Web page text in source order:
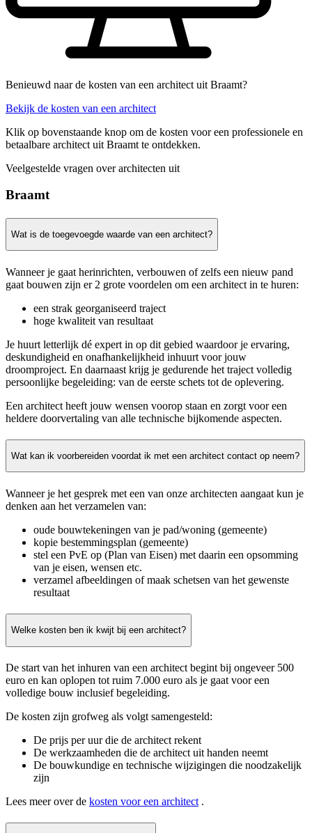
Benieuwd naar de kosten van een architect uit Braamt?
Bekijk de kosten van een architect
Klik op bovenstaande knop om de kosten voor een professionele en
betaalbare architect uit Braamt te ontdekken.
Veelgestelde vragen over architecten uit
Braamt
Wat is de toegevoegde waarde van een architect?
Wanneer je gaat herinrichten, verbouwen of zelfs een nieuw pand
gaat bouwen zijn er 2 grote voordelen om een architect in te huren:
een strak georganiseerd traject
hoge kwaliteit van resultaat
Je huurt letterlijk dé expert in op dit gebied waardoor je ervaring,
deskundigheid en onafhankelijkheid inhuurt voor jouw
droomproject. En daarnaast krijg je gedurende het traject volledig
persoonlijke begeleiding: van de eerste schets tot de oplevering.
Een architect heeft jouw wensen voorop staan en zorgt voor een
heldere doorvertaling van alle technische bijkomende aspecten.
Wat kan ik voorbereiden voordat ik met een architect contact op neem?
Wanneer je het gesprek met een van onze architecten aangaat kun je
denken aan het verzamelen van:
oude bouwtekeningen van je pad/woning (gemeente)
kopie bestemmingsplan (gemeente)
stel een PvE op (Plan van Eisen) met daarin een opsomming
van je eisen, wensen etc.
verzamel afbeeldingen of maak schetsen van het gewenste
resultaat
Welke kosten ben ik kwijt bij een architect?
De start van het inhuren van een architect begint bij ongeveer 500
euro en kan oplopen tot ruim 7.000 euro als je gaat voor een
volledige bouw inclusief begeleiding.
De kosten zijn grofweg als volgt samengesteld:
De prijs per uur die de architect rekent
De werkzaamheden die de architect uit handen neemt
De bouwkundige en technische wijzigingen die noodzakelijk
zijn
Lees meer over de kosten voor een architect .